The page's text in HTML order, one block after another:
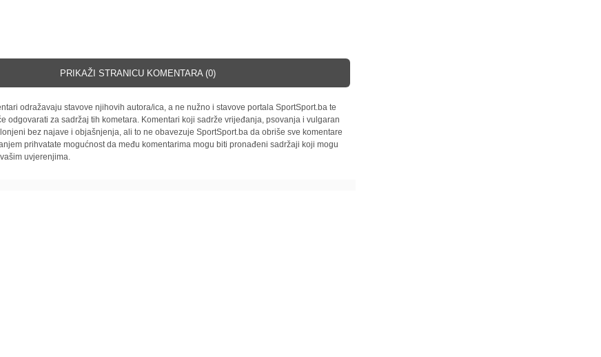
PRIKAŽI STRANICU KOMENTARA (0)
odražavaju stavove njihovih autora/ica, a ne nužno i stavove portala SportSport.ba te
odgovarati za sadržaj tih kometara. Komentari koji sadrže vrijeđanja, psovanja i vulgaran
bez najave i objašnjenja, ali to ne obavezuje SportSport.ba da obriše sve komentare
prihvatate mogućnost da među komentarima mogu biti pronađeni sadržaji koji mogu
uvjerenjima.